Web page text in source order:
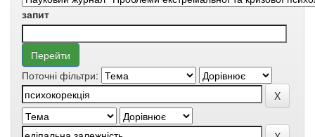
запит
Поточні фільтри: